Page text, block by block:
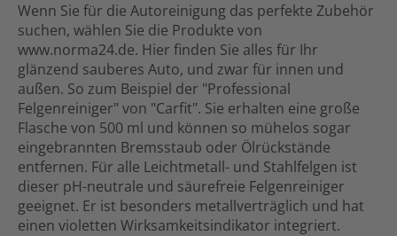
Wenn Sie für die Autoreinigung das perfekte Zubehör
suchen, wählen Sie die Produkte von
www.norma24.de. Hier finden Sie alles für Ihr
glänzend sauberes Auto, und zwar für innen und
außen. So zum Beispiel der "Professional
Felgenreiniger" von "Carfit". Sie erhalten eine große
Flasche von 500 ml und können so mühelos sogar
eingebrannten Bremsstaub oder Ölrückstände
entfernen. Für alle Leichtmetall- und Stahlfelgen ist
dieser pH-neutrale und säurefreie Felgenreiniger
geeignet. Er ist besonders metallverträglich und hat
einen violetten Wirksamkeitsindikator integriert.